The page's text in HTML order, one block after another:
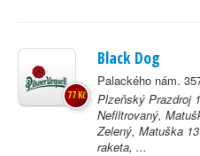
Black Dog
Palackého nám.
Plzeňský Prazdroj
Nefiltrovaný,
Zelený, Matuška
raketa, ...
77 Kč